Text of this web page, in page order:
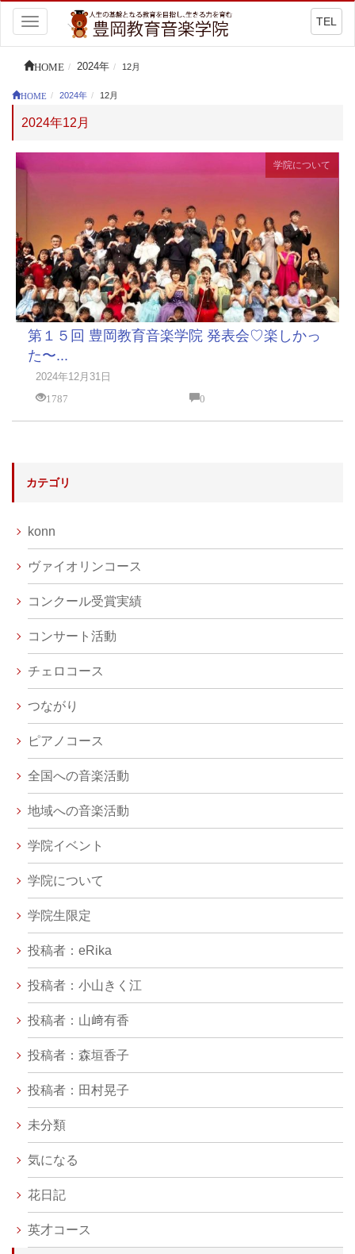
Toggle
navigation
TEL
HOME 2024年 12月
HOME 2024年 12月
2024年12月
学院について
第１５回 豊岡教育音楽学院 発表会♡楽しかっ
た〜...
2024年12月31日
1787
0
カテゴリ
konn
ヴァイオリンコース
コンクール受賞実績
コンサート活動
チェロコース
つながり
ピアノコース
全国への音楽活動
地域への音楽活動
学院イベント
学院について
学院生限定
投稿者：eRika
投稿者：小山きく江
投稿者：山﨑有香
投稿者：森垣香子
投稿者：田村晃子
未分類
気になる
花日記
英才コース